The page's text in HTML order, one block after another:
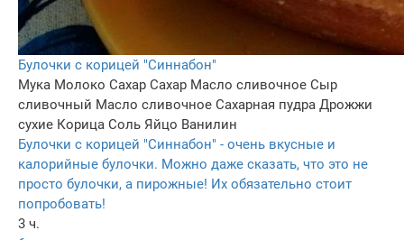
Булочки с корицей "Синнабон"
Мука Молоко Сахар Сахар Масло сливочное Сыр
сливочный Масло сливочное Сахарная пудра Дрожжи
сухие Корица Соль Яйцо Ванилин
Булочки с корицей "Синнабон" - очень вкусные и
калорийные булочки. Можно даже сказать, что это не
просто булочки, а пирожные! Их обязательно стоит
попробовать!
3 ч.